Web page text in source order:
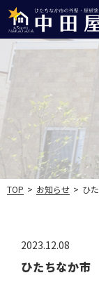
TOP > お知らせ > ひ
2023.12.08
ひたちなか